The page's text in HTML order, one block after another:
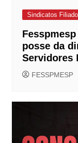
Sindicatos
posse da
Servidores
FESSPMESP